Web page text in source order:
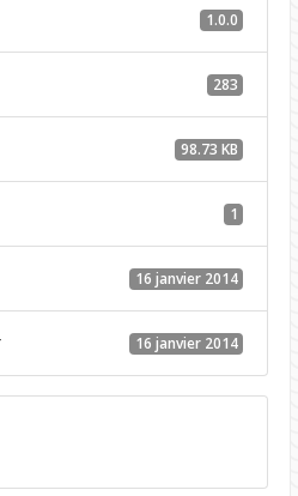
1.0.0
283
98.73 KB
1
16 janvier 2014
16 janvier 2014